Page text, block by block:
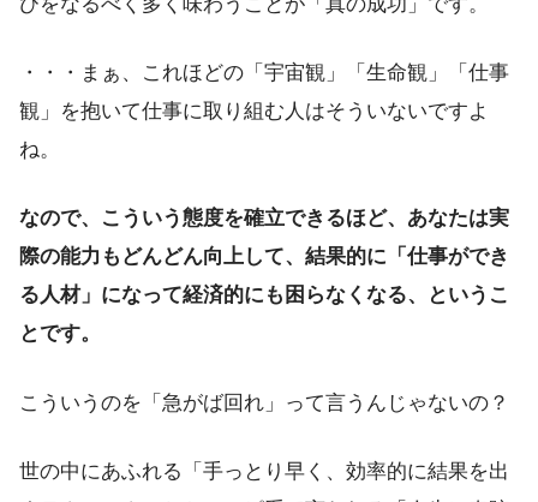
・・・まぁ、これほどの「宇宙観」「生命観」「仕事
観」を抱いて仕事に取り組む人はそういないですよ
ね。
なので、こういう態度を確立できるほど、あなたは実
際の能力もどんどん向上して、結果的に「仕事ができ
る人材」になって経済的にも困らなくなる、というこ
とです。
こういうのを「急がば回れ」って言うんじゃないの？
世の中にあふれる「手っとり早く、効率的に結果を出